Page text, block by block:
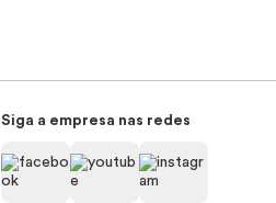
Siga a empresa nas redes